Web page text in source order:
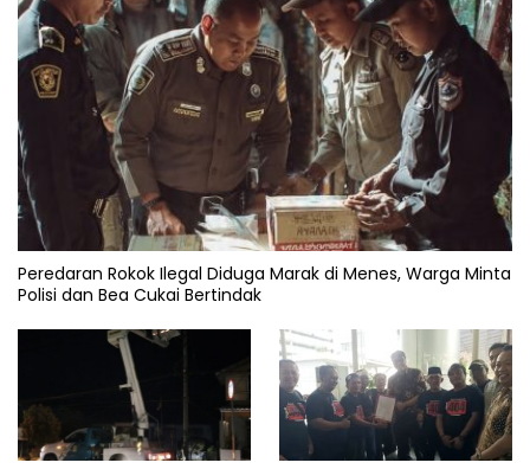
Peredaran Rokok Ilegal Diduga Marak di Menes, Warga Minta
Polisi dan Bea Cukai Bertindak